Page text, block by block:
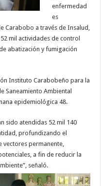
enfermedad
es
Carabobo a través de Insalud,
mil actividades de control
abatización y fumigación
Instituto Carabobeño para la
Saneamiento Ambiental
epidemiológica 48.
sido atendidas 52 mil 140
profundizando el
vectores permanente,
a fin de reducir la
señaló.